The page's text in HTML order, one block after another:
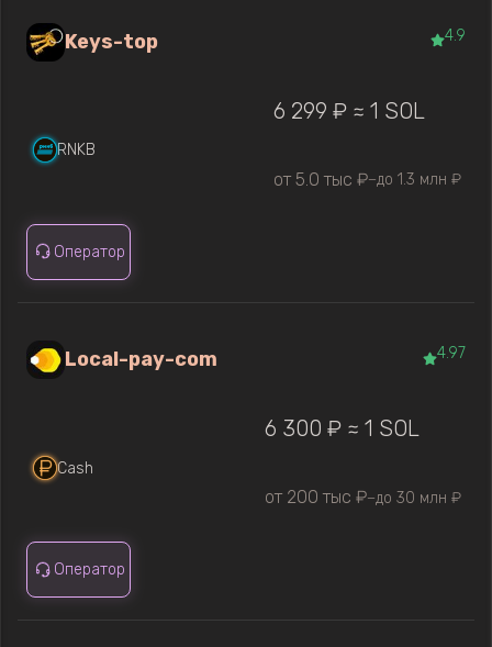
Keys-top 4.9
RNKB
6 299 ₽ ≈ 1 SOL
от 5.0 тыс ₽—до 1.3 млн ₽
Оператор
Local-pay-com 4.97
Cash
6 300 ₽ ≈ 1 SOL
от 200 тыс ₽—до 30 млн ₽
Оператор